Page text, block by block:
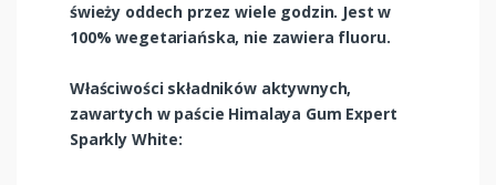
świeży oddech przez wiele godzin. Jest w
100% wegetariańska, nie zawiera fluoru.
Właściwości składników aktywnych,
zawartych w paście Himalaya Gum Expert
Sparkly White: